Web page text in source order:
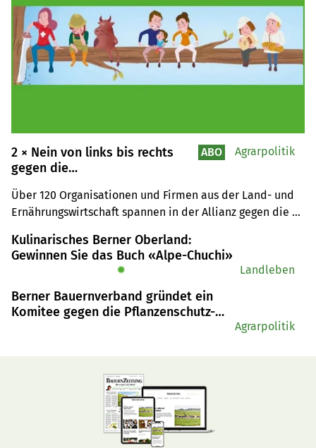
2 × Nein von links bis rechts
gegen die
Über 120 Organisationen und Firmen aus der Land- und
Ernährungswirtschaft spannen in der Allianz gegen die
zusammen. Die Bio Suisse gehört nicht dazu und macht
dies deutlich.
ABO Agrarpolitik
Kulinarisches Berner Oberland:
Gewinnen Sie das Buch «Alpe-Chuchi»
✹ Landleben
Berner Bauernverband gründet ein
Komitee gegen die Pflanzenschutz-
Agrarpolitik